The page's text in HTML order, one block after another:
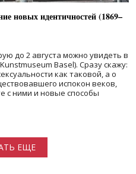
новых идентичностей (1869–
до 2 августа можно увидеть в
Basel). Сразу скажу:
как таковой, а о
испокон веков,
с ними и новые способы
ЕЩЕ